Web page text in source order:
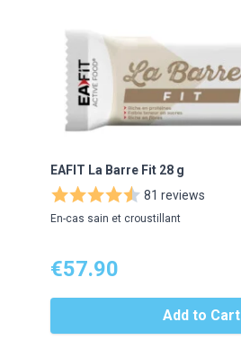
EAFIT La Barre Fit 28 g
81 reviews
En-cas sain et croustillant
€57.90
Add to Cart